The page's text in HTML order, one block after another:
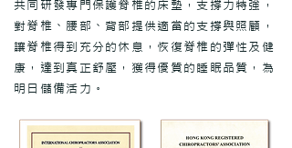
共同研發專門保護脊椎的床墊，支撐力特強，
對脊椎、腰部、背部提供適當的支撐與照顧，
讓脊椎得到充分的休息，恢復脊椎的彈性及健
康，達到真正舒壓，獲得優質的睡眠品質，為
明日儲備活力。